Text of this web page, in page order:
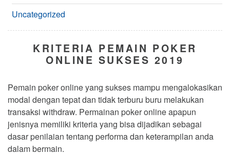
Uncategorized
KRITERIA PEMAIN POKER
ONLINE SUKSES 2019
Pemain poker online yang sukses mampu mengalokasikan
modal dengan tepat dan tidak terburu buru melakukan
transaksi withdraw. Permainan poker online apapun
jenisnya memiliki kriteria yang bisa dijadikan sebagai
dasar penilaian tentang performa dan keterampilan anda
dalam bermain.